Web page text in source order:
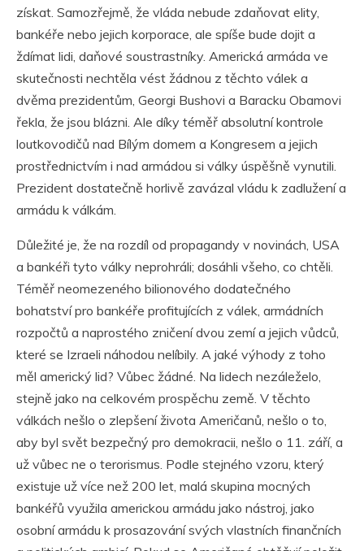
získat. Samozřejmě, že vláda nebude zdaňovat elity,
bankéře nebo jejich korporace, ale spíše bude dojit a
ždímat lidi, daňové soustrastníky. Americká armáda ve
skutečnosti nechtěla vést žádnou z těchto válek a
dvěma prezidentům, Georgi Bushovi a Baracku Obamovi
řekla, že jsou blázni. Ale díky téměř absolutní kontrole
loutkovodičů nad Bílým domem a Kongresem a jejich
prostřednictvím i nad armádou si války úspěšně vynutili.
Prezident dostatečně horlivě zavázal vládu k zadlužení a
armádu k válkám.
Důležité je, že na rozdíl od propagandy v novinách, USA
a bankéři tyto války neprohráli; dosáhli všeho, co chtěli.
Téměř neomezeného bilionového dodatečného
bohatství pro bankéře profitujících z válek, armádních
rozpočtů a naprostého zničení dvou zemí a jejich vůdců,
které se Izraeli náhodou nelíbily. A jaké výhody z toho
měl americký lid? Vůbec žádné. Na lidech nezáleželo,
stejně jako na celkovém prospěchu země. V těchto
válkách nešlo o zlepšení života Američanů, nešlo o to,
aby byl svět bezpečný pro demokracii, nešlo o 11. září, a
už vůbec ne o terorismus. Podle stejného vzoru, který
existuje už více než 200 let, malá skupina mocných
bankéřů využila americkou armádu jako nástroj, jako
osobní armádu k prosazování svých vlastních finančních